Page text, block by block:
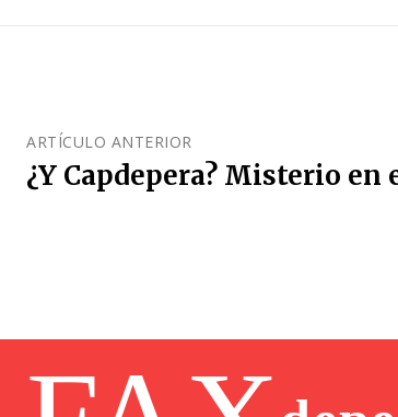
ARTÍCULO ANTERIOR
¿Y Capdepera? Misterio en